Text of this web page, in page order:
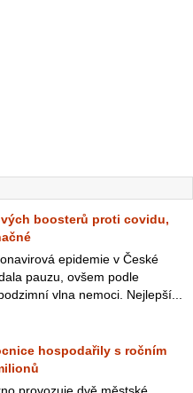
boosterů proti covidu,
epidemie v České
pauzu, ovšem podle
vlna nemoci. Nejlepší...
hospodařily s ročním